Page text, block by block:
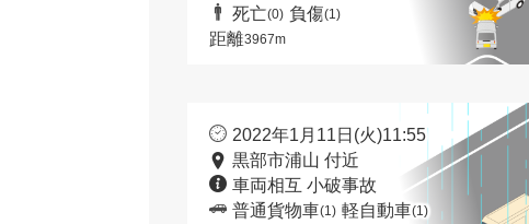
死亡(0) 負傷(1)
距離3967m
2022年1月11日(火)11:55
黒部市浦山 付近
車両相互 小破事故
普通貨物車(1) 軽自動車(1)